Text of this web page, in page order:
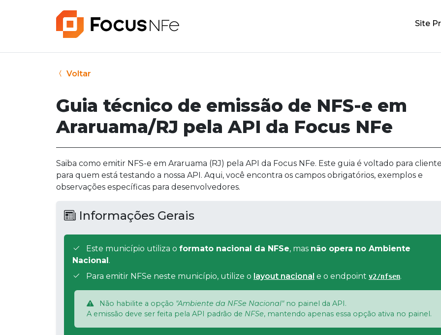
Site
Voltar
Guia técnico de emissão de NFS-e em
Araruama/RJ pela API da Focus NFe
Saiba como emitir NFS-e em Araruama (RJ) pela API da Focus NFe. Este guia é voltado para
para quem está testando a nossa API. Aqui, você encontra os campos obrigatórios, exemplos e
observações específicas para desenvolvedores.
Informações Gerais
Este município utiliza o formato nacional da NFSe, mas não opera no Ambiente
Nacional .
Para emitir NFSe neste município, utilize o layout nacional e o endpoint v2/nfsen.
Não habilite a opção "Ambiente da NFSe Nacional"no painel da API.
A emissão deve ser feita pela API padrão de NFSe, mantendo apenas essa opção ativa no painel.